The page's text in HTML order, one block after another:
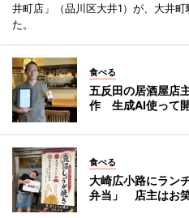
井町店」（品川区大井1）が、大井
た。
食べる
五反田の居酒屋店
作 生成AI使って
食べる
大崎広小路にラン
弁当」 店主はお